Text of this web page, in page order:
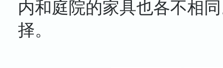
内和庭院的家具也各不相
择。